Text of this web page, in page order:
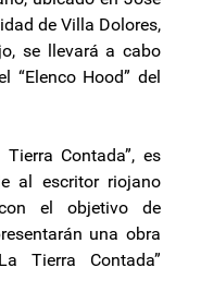
de Villa Dolores,
se llevará a cabo
“Elenco Hood” del
Contada”, es
al escritor riojano
el objetivo de
una obra
Tierra Contada”